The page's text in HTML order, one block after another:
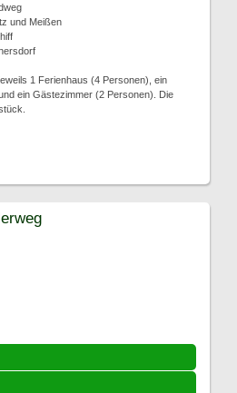
und Meißen
1 Ferienhaus (4 Personen), ein
ein Gästezimmer (2 Personen). Die